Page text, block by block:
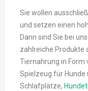
Sie wollen
und setzen einen
Dann sind Sie bei
zahlreiche Produkte
Tiernahrung in
Spielzeug für Hunde
Schlafplätze,